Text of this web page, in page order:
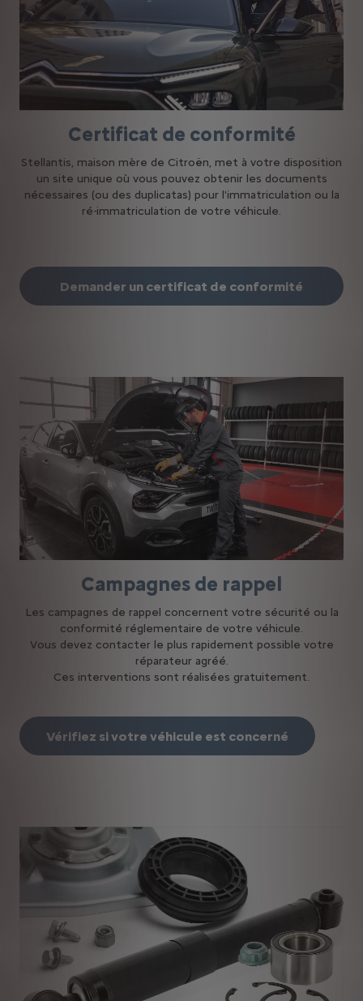
Certificat de conformité
Stellantis, maison mère de Citroën, met à votre disposition
un site unique où vous pouvez obtenir les documents
nécessaires (ou des duplicatas) pour l'immatriculation ou la
ré-immatriculation de votre véhicule.
Demander un certificat de conformité
Campagnes de rappel
Les campagnes de rappel concernent votre sécurité ou la
conformité réglementaire de votre véhicule.
Vous devez contacter le plus rapidement possible votre
réparateur agréé.
Ces interventions sont réalisées gratuitement.
Vérifiez si votre véhicule est concerné